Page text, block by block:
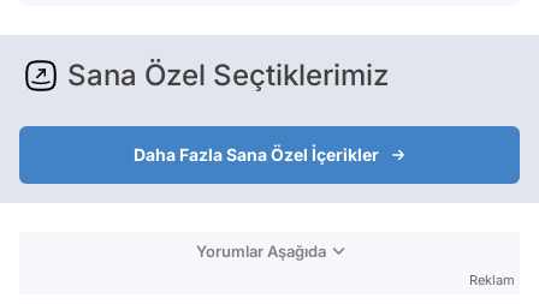
Sana Özel Seçtiklerimiz
Daha Fazla Sana Özel İçerikler
Yorumlar Aşağıda
Reklam